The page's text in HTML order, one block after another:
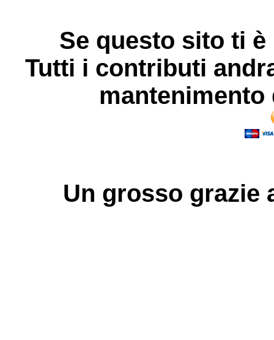
Se questo sito ti
Tutti i contributi
Un grosso grazie